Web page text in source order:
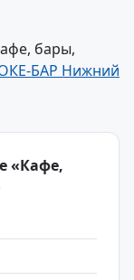
бары,
БАР Нижний
«Кафе,